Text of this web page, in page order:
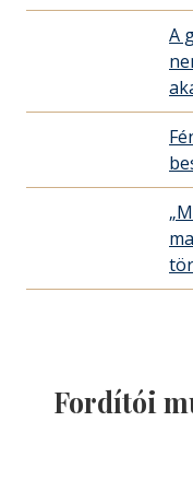
A
ma
Fordítói